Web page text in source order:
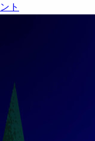
ント